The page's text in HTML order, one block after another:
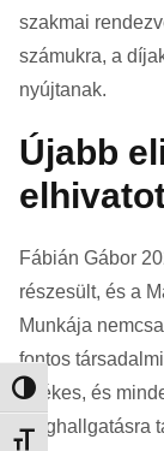
Nagy kontraszt
Betűméret váltása
szakmai
számukra, a
nyújtanak.
Újabb
Fábián Gábor
részesült, és a
Munkája
fontos
értékes, és
meghallgatásra